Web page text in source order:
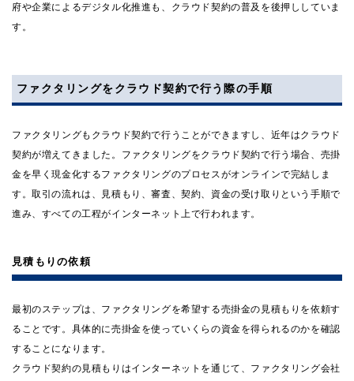
府や企業によるデジタル化推進も、クラウド契約の普及を後押ししていま
す。
ファクタリングをクラウド契約で行う際の手順
ファクタリングもクラウド契約で行うことができますし、近年はクラウド
契約が増えてきました。ファクタリングをクラウド契約で行う場合、売掛
金を早く現金化するファクタリングのプロセスがオンラインで完結しま
す。取引の流れは、見積もり、審査、契約、資金の受け取りという手順で
進み、すべての工程がインターネット上で行われます。
見積もりの依頼
最初のステップは、ファクタリングを希望する売掛金の見積もりを依頼す
ることです。具体的に売掛金を使っていくらの資金を得られるのかを確認
することになります。
クラウド契約の見積もりはインターネットを通じて、ファクタリング会社